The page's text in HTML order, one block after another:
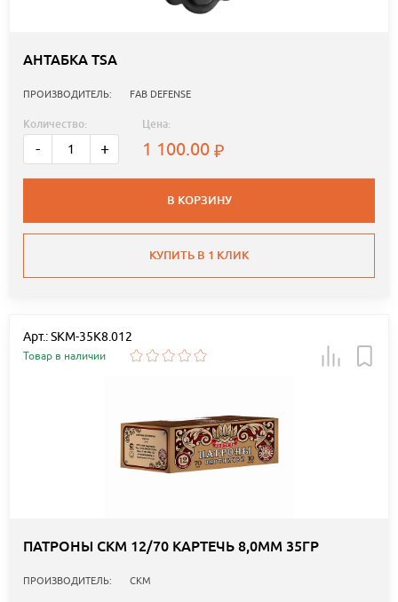
АНТАБКА TSA
ПРОИЗВОДИТЕЛЬ: FAB DEFENSE
Количество:
- +
Цена:
1 100.00
В КОРЗИНУ
КУПИТЬ В 1 КЛИК
Арт.: SKM-35K8.012
Товар в наличии
ПАТРОНЫ СКМ 12/70 КАРТЕЧЬ 8,0ММ 35ГР
ПРОИЗВОДИТЕЛЬ: СКМ